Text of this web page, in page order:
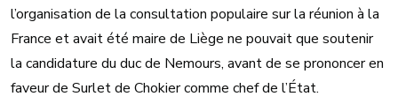
l’organisation de la consultation populaire sur la réunion à la
France et avait été maire de Liège ne pouvait que soutenir
la candidature du duc de Nemours, avant de se prononcer en
faveur de Surlet de Chokier comme chef de l’État.